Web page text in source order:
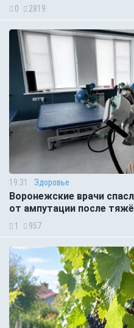
0 2819
19:31 Здоровье
Воронежские врачи
от ампутации после
1 957